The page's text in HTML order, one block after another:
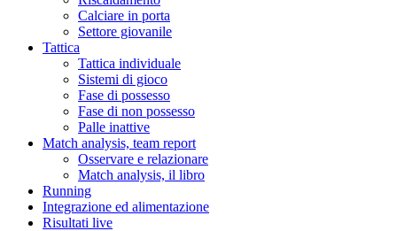
Calciare in porta
Settore giovanile
Tattica
Tattica individuale
Sistemi di gioco
Fase di possesso
Fase di non possesso
Palle inattive
Match analysis, team report
Osservare e relazionare
Match analysis, il libro
Running
Integrazione ed alimentazione
Risultati live